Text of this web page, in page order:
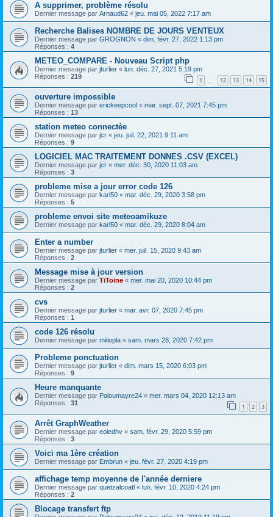
A supprimer, problème résolu
Dernier message par Arnaud62 « jeu. mai 05, 2022 7:17 am
Recherche Balises NOMBRE DE JOURS VENTEUX
Dernier message par GROGNON « dim. févr. 27, 2022 1:13 pm
Réponses : 4
METEO_COMPARE - Nouveau Script php
Dernier message par jturlier « lun. déc. 27, 2021 5:19 pm
Réponses : 219 1 … 12 13 14 15
ouverture impossible
Dernier message par erickeepcool « mar. sept. 07, 2021 7:45 pm
Réponses : 13
station meteo connectèe
Dernier message par jcr « jeu. juil. 22, 2021 9:11 am
Réponses : 9
LOGICIEL MAC TRAITEMENT DONNES .CSV (EXCEL)
Dernier message par jcr « mer. déc. 30, 2020 11:03 am
Réponses : 3
probleme mise a jour error code 126
Dernier message par karl50 « mar. déc. 29, 2020 3:58 pm
Réponses : 5
probleme envoi site meteoamikuze
Dernier message par karl50 « mar. déc. 29, 2020 8:04 am
Enter a number
Dernier message par jturlier « mer. juil. 15, 2020 9:43 am
Réponses : 2
Message mise à jour version
Dernier message par TiToine « mer. mai 20, 2020 10:44 pm
Réponses : 2
cvs
Dernier message par jturlier « mar. avr. 07, 2020 7:45 pm
Réponses : 1
code 126 résolu
Dernier message par miliopla « sam. mars 28, 2020 7:42 pm
Probleme ponctuation
Dernier message par jturlier « dim. mars 15, 2020 6:03 pm
Réponses : 9
Heure manquante
Dernier message par Paloumayre24 « mer. mars 04, 2020 12:13 am
Réponses : 31 1 2 3
Arrêt GraphWeather
Dernier message par eoledhv « sam. févr. 29, 2020 5:59 pm
Réponses : 3
Voici ma 1ère création
Dernier message par Embrun « jeu. févr. 27, 2020 4:19 pm
affichage temp moyenne de l'année derniere
Dernier message par quetzalcoatl « lun. févr. 10, 2020 4:24 pm
Réponses : 2
Blocage transfert ftp